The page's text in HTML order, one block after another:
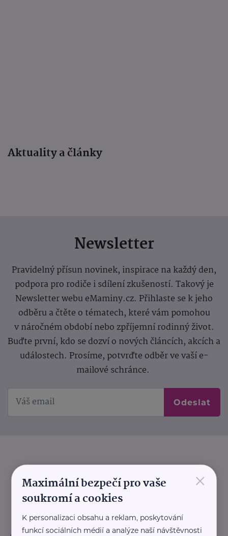
Aktuality a články
Newsletter
Pravidelný přísun novinek, inspirace na každý den,
podpora pro rodiče i sdílení zkušeností. Takový je
Newsletter webu eMaminy.cz. Přihlaste se k jeho
odběru a čtěte o tématech, které vám pomohou
v náročném období nebo zpříjemní rodinný život.
Buďte první, kdo se dozví o nových článcích, akcích a
událostech. Prosíme, potvrďte odběr ve vaší e-
mailové schránce.
Odeslat
×
Maximální bezpečí pro vaše
soukromí a cookies
K personalizaci obsahu a reklam, poskytování
funkcí sociálních médií a analýze naší návštěvnosti